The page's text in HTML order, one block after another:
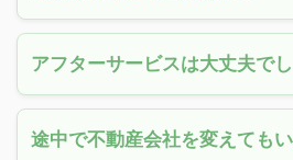
アフターサービスは大丈夫で
途中で不動産会社を変えても